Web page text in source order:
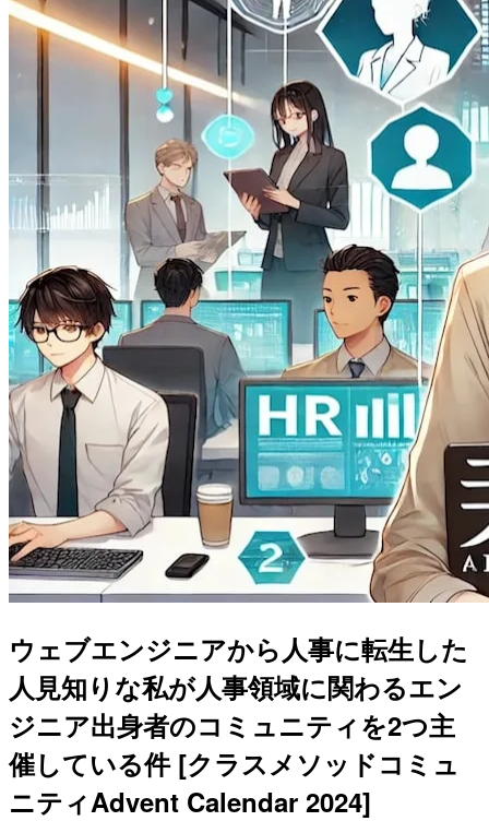
ウェブエンジニアから人事に転生した
人見知りな私が人事領域に関わるエン
ジニア出身者のコミュニティを2つ主
催している件 [クラスメソッドコミュ
ニティAdvent Calendar 2024]